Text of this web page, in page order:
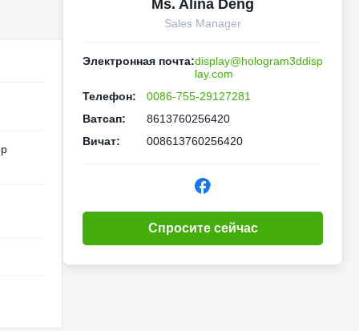
Ms. Alina Deng
Sales Manager
Электронная почта:display@hologram3ddisp
lay.com
Телефон:
0086-755-29127281
Ватсап:
8613760256420
Вичат:
008613760256420
Спросите сейчас